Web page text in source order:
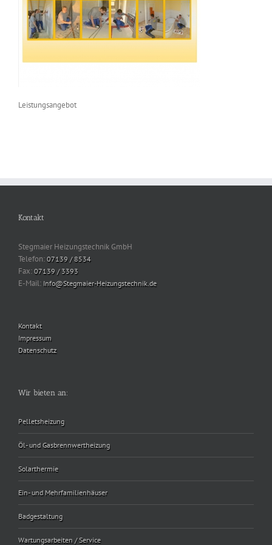
Leistungsangebot
Kontakt
Stegmaier Heizungstechnik GmbH
Telefon: 07139 / 8534
Fax: 07139 / 3393
E-Mail: Info@Stegmaier-Heizungstechnik.de
Kontakt
Impressum
Datenschutz
Wir bieten an:
Pelletsheizung
Öl- und Gasbrennwertheizung
Solarthermie
Ein- und Mehrfamilienhäuser
Badgestaltung
Wartungsarbeiten / Service